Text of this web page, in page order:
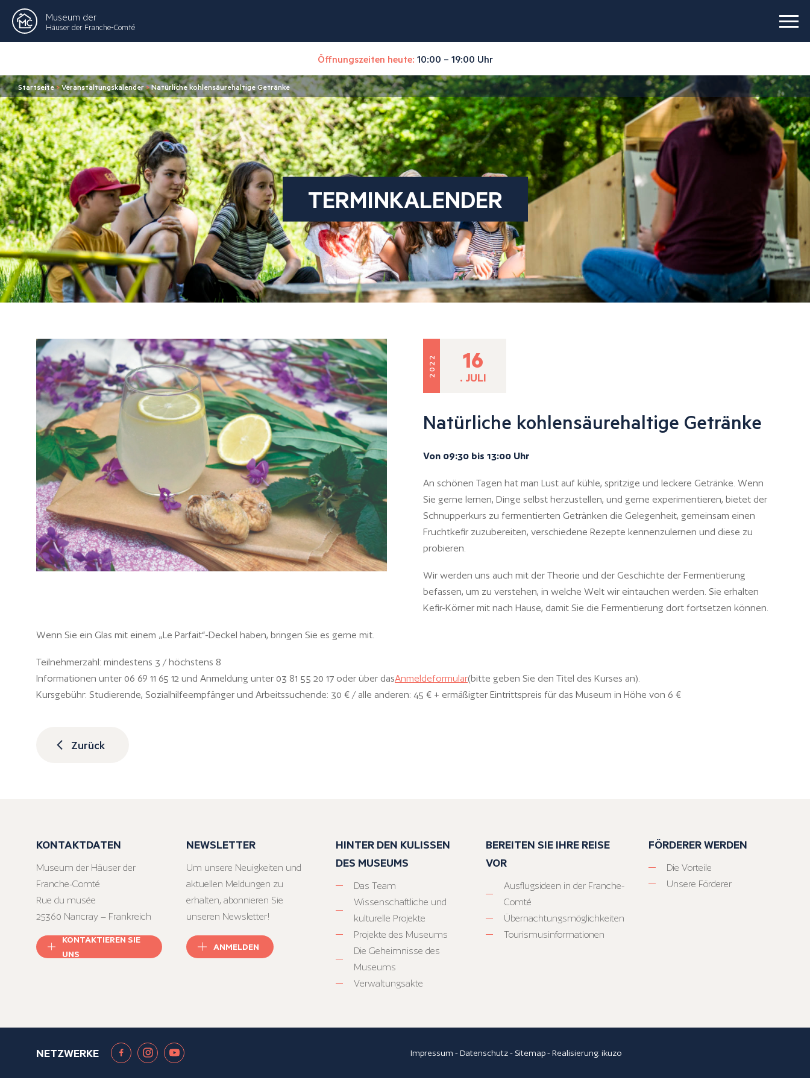
Museum der
Häuser der Franche-Comté
Öffnungszeiten heute: 10:00 – 19:00 Uhr
Startseite>Veranstaltungskalender>Natürliche kohlensäurehaltige Getränke
TERMINKALENDER
2022 16
. JULI
Natürliche kohlensäurehaltige Getränke
Von 09:30 bis 13:00 Uhr
An schönen Tagen hat man Lust auf kühle, spritzige und leckere Getränke. Wenn
Sie gerne lernen, Dinge selbst herzustellen, und gerne experimentieren, bietet der
Schnupperkurs zu fermentierten Getränken die Gelegenheit, gemeinsam einen
Fruchtkefir zuzubereiten, verschiedene Rezepte kennenzulernen und diese zu
probieren.
Wir werden uns auch mit der Theorie und der Geschichte der Fermentierung
befassen, um zu verstehen, in welche Welt wir eintauchen werden. Sie erhalten
Kefir-Körner mit nach Hause, damit Sie die Fermentierung dort fortsetzen können.
Wenn Sie ein Glas mit einem „Le Parfait“-Deckel haben, bringen Sie es gerne mit.
Teilnehmerzahl: mindestens 3 / höchstens 8
Informationen unter 06 69 11 65 12 und Anmeldung unter 03 81 55 20 17 oder über dasAnmeldeformular(bitte geben Sie den Titel des Kurses an).
Kursgebühr: Studierende, Sozialhilfeempfänger und Arbeitssuchende: 30 € / alle anderen: 45 € + ermäßigter Eintrittspreis für das Museum in Höhe von 6 €
Zurück
KONTAKTDATEN
Museum der Häuser der
Franche-Comté
Rue du musée
25360 Nancray – Frankreich
KONTAKTIEREN SIE
UNS
NEWSLETTER
Um unsere Neuigkeiten und
aktuellen Meldungen zu
erhalten, abonnieren Sie
unseren Newsletter!
ANMELDEN
HINTER DEN KULISSEN
DES MUSEUMS
Das Team
Wissenschaftliche und
kulturelle Projekte
Projekte des Museums
Die Geheimnisse des
Museums
Verwaltungsakte
BEREITEN SIE IHRE REISE
VOR
Ausflugsideen in der Franche-
Comté
Übernachtungsmöglichkeiten
Tourismusinformationen
FÖRDERER WERDEN
Die Vorteile
Unsere Förderer
NETZWERKE Impressum -Datenschutz- Sitemap- Realisierung:ikuzo